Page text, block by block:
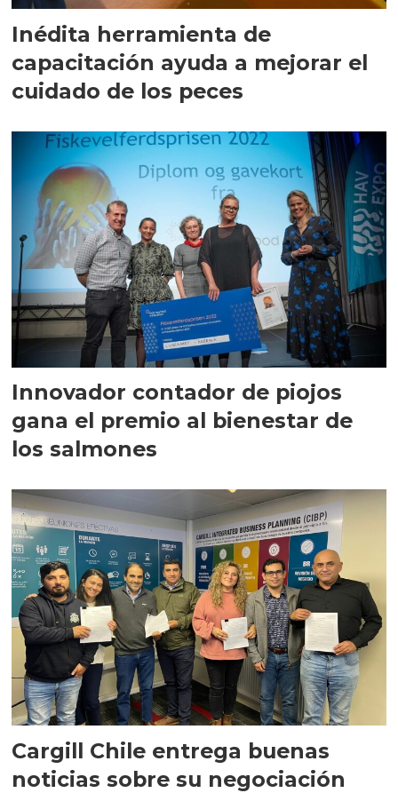
Inédita herramienta de
capacitación ayuda a mejorar el
cuidado de los peces
Innovador contador de piojos
gana el premio al bienestar de
los salmones
Cargill Chile entrega buenas
noticias sobre su negociación